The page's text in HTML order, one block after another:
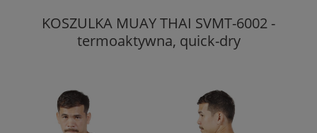
KOSZULKA MUAY THAI SVMT-6002 -
termoaktywna, quick-dry